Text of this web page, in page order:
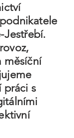
Jestřebí.
měsíční
práci s